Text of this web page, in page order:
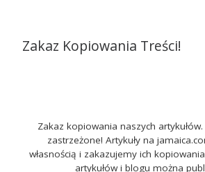
Zakaz Kopiowania Treści!
Zakaz kopiowania naszych
zastrzeżone! Artykuły na
własnością i zakazujemy ich
artykułów i blogu można